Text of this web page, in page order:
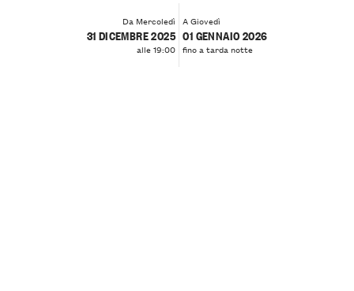
Da Mercoledì
31 DICEMBRE 2025
alle 19:00
A Giovedì
01 GENNAIO 2026
fino a tarda notte